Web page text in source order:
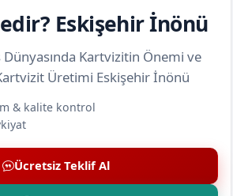
Eskişehir İnönü
Kartvizitin Önemi ve
Üretimi Eskişehir İnönü
& kalite kontrol
Ücretsiz Teklif Al